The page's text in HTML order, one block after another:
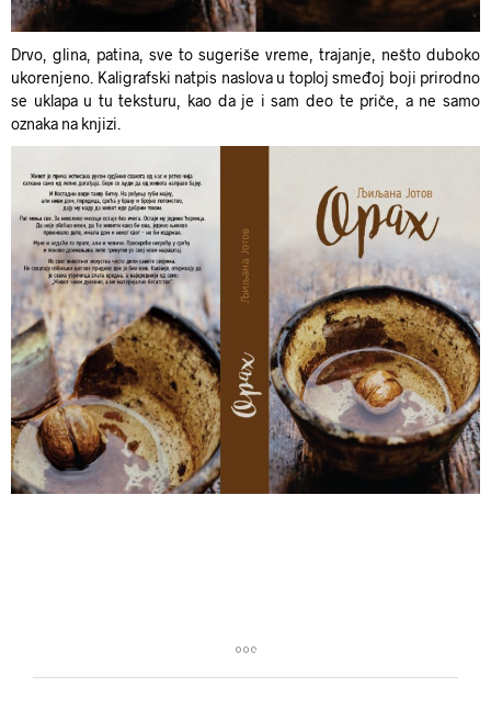
Drvo, glina, patina, sve to sugeriše vreme, trajanje, nešto duboko
ukorenjeno. Kaligrafski natpis naslova u toploj smeđoj boji prirodno
se uklapa u tu teksturu, kao da je i sam deo te priče, a ne samo
oznaka na knjizi.